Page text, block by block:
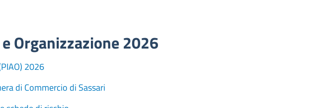
Organizzazione 2026
2026
di Commercio di Sassari